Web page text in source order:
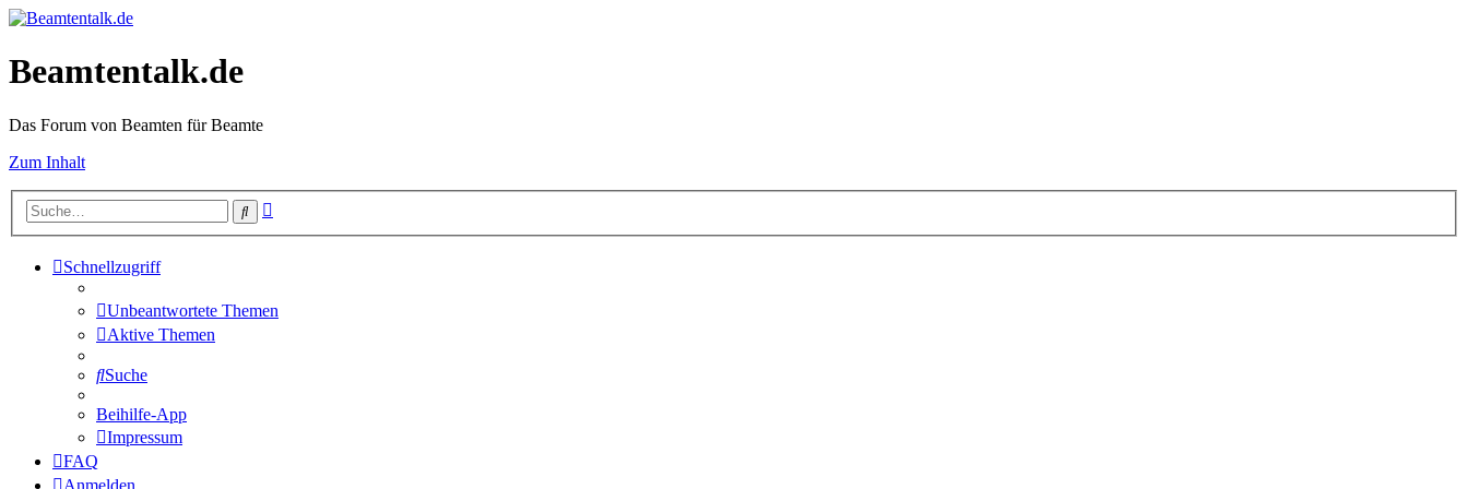
Beamtentalk.de
Das Forum von Beamten für Beamte
Zum Inhalt
Suche
Schnellzugriff
Unbeantwortete Themen
Aktive Themen
Suche
Beihilfe-App
Impressum
FAQ